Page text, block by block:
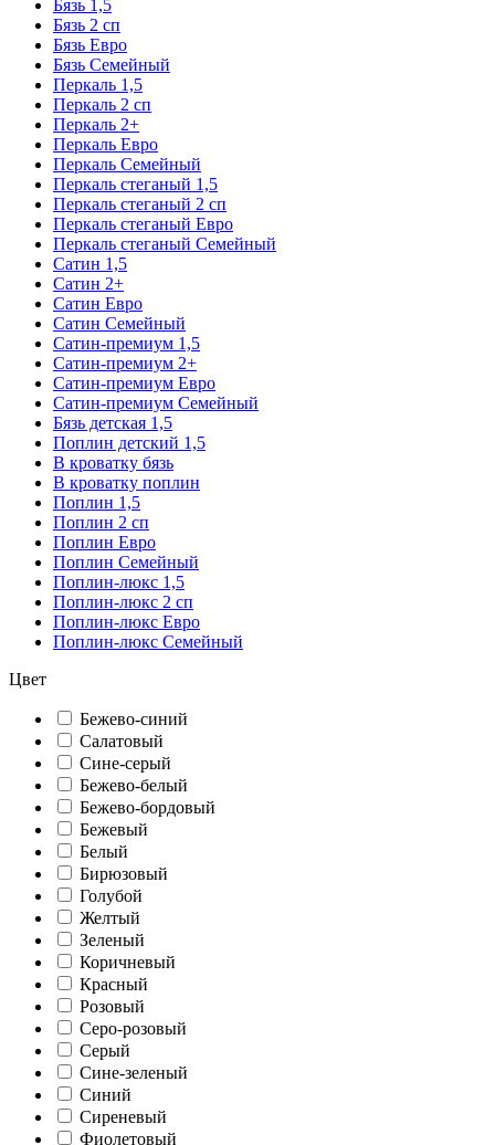
Бязь 1,5
Бязь 2 сп
Бязь Евро
Бязь Семейный
Перкаль 1,5
Перкаль 2 сп
Перкаль 2+
Перкаль Евро
Перкаль Семейный
Перкаль стеганый 1,5
Перкаль стеганый 2 сп
Перкаль стеганый Евро
Перкаль стеганый Семейный
Сатин 1,5
Сатин 2+
Сатин Евро
Сатин Семейный
Сатин-премиум 1,5
Сатин-премиум 2+
Сатин-премиум Евро
Сатин-премиум Семейный
Бязь детская 1,5
Поплин детский 1,5
В кроватку бязь
В кроватку поплин
Поплин 1,5
Поплин 2 сп
Поплин Евро
Поплин Семейный
Поплин-люкс 1,5
Поплин-люкс 2 сп
Поплин-люкс Евро
Поплин-люкс Семейный
Цвет
Бежево-синий
Салатовый
Сине-серый
Бежево-белый
Бежево-бордовый
Бежевый
Белый
Бирюзовый
Голубой
Желтый
Зеленый
Коричневый
Красный
Розовый
Серо-розовый
Серый
Сине-зеленый
Синий
Сиреневый
Фиолетовый